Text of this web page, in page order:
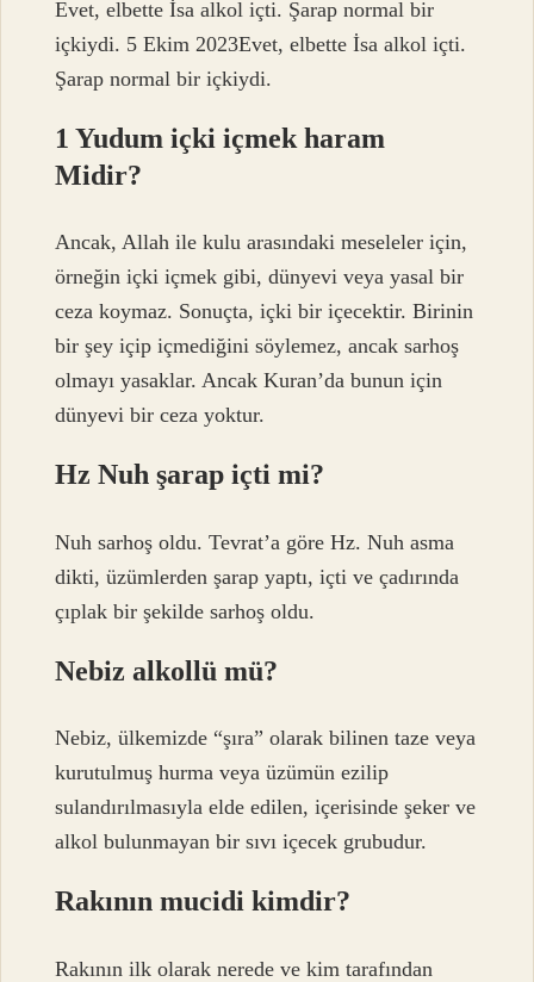
Evet, elbette İsa alkol içti. Şarap normal bir
içkiydi. 5 Ekim 2023Evet, elbette İsa alkol içti.
Şarap normal bir içkiydi.
1 Yudum içki içmek haram
Midir?
Ancak, Allah ile kulu arasındaki meseleler için,
örneğin içki içmek gibi, dünyevi veya yasal bir
ceza koymaz. Sonuçta, içki bir içecektir. Birinin
bir şey içip içmediğini söylemez, ancak sarhoş
olmayı yasaklar. Ancak Kuran’da bunun için
dünyevi bir ceza yoktur.
Hz Nuh şarap içti mi?
Nuh sarhoş oldu. Tevrat’a göre Hz. Nuh asma
dikti, üzümlerden şarap yaptı, içti ve çadırında
çıplak bir şekilde sarhoş oldu.
Nebiz alkollü mü?
Nebiz, ülkemizde “şıra” olarak bilinen taze veya
kurutulmuş hurma veya üzümün ezilip
sulandırılmasıyla elde edilen, içerisinde şeker ve
alkol bulunmayan bir sıvı içecek grubudur.
Rakının mucidi kimdir?
Rakının ilk olarak nerede ve kim tarafından